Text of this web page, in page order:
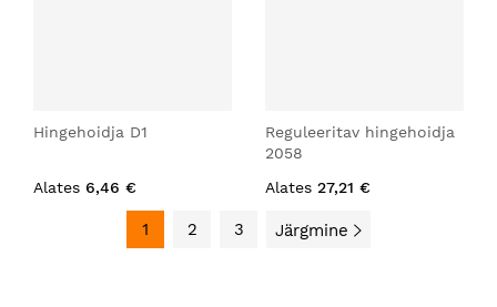
Hingehoidja D1
Alates 6,46 €
Reguleeritav hingehoidja
2058
Alates 27,21 €
1 2 3 Järgmine